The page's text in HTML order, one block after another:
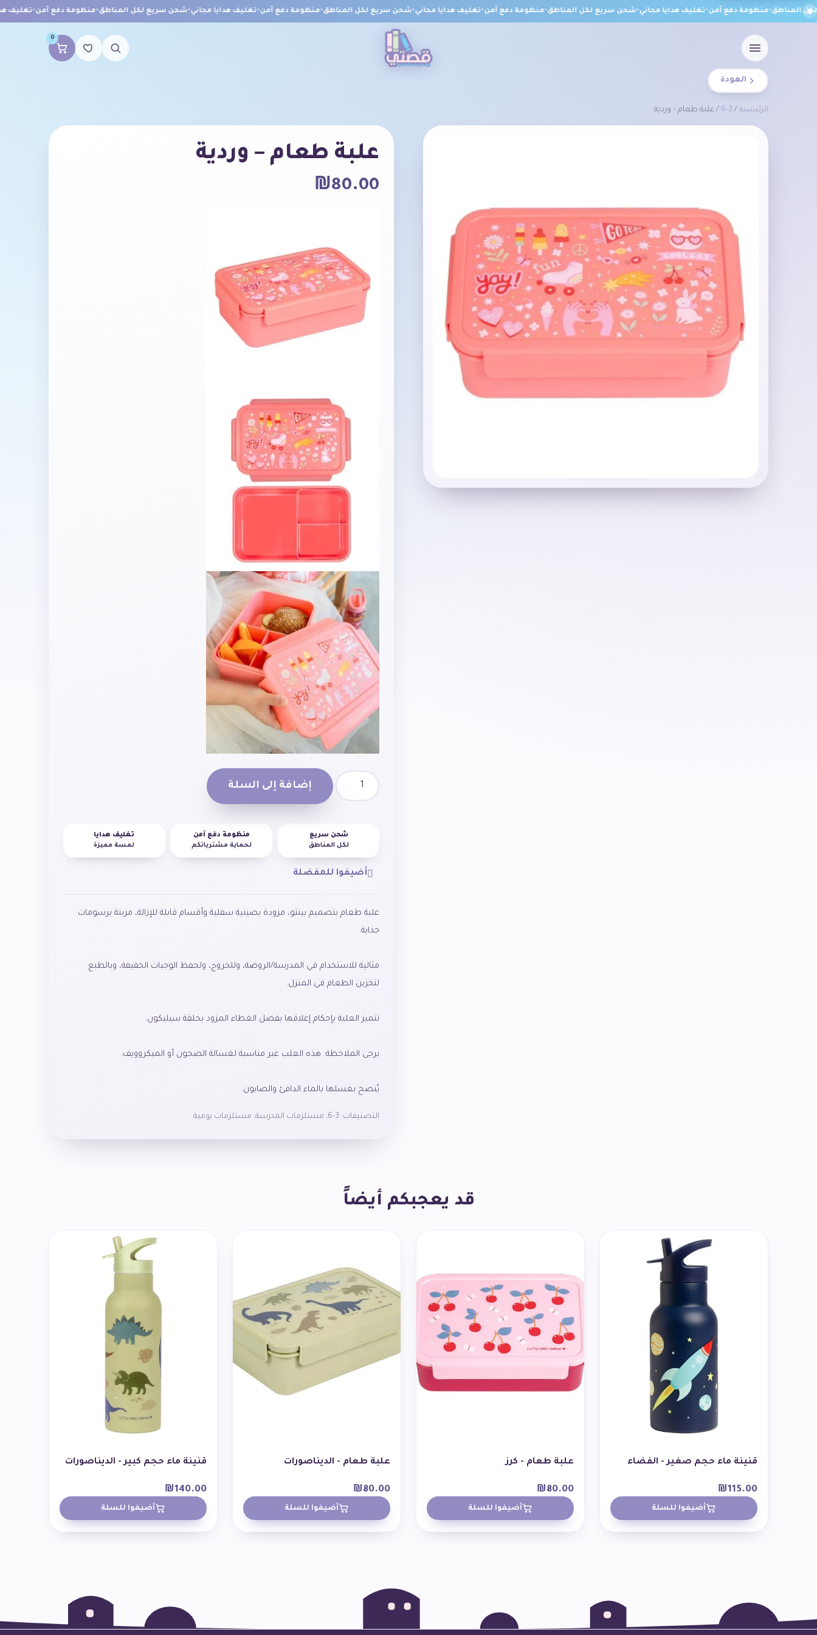
•منظومة دفع آمن•تغليف هدايا مجاني•شحن سريع لكل المناطق•منظومة دفع آمن•تغليف هدايا مجاني•شحن سريع لكل المناطق•منظومة دفع آمن•تغليف هدايا مجاني•شحن سريع لكل المناطق•منظومة دفع آمن•تغليف
0
العودة
الرئيسية /
3-6 / علبة طعام – وردية
علبة طعام – وردية
₪80.00
إضافة إلى السلة
شحن سريع
لكل المناطق
منظومة دفع آمن
لحماية مشترياتكم
تغليف هدايا
لمسة مميزة
أضيفوا للمفضلة
علبة طعام بتصميم بينتو، مزودة بصينية سفلية وأقسام قابلة للإزالة، مزينة برسومات
مثالية للاستخدام في المدرسة/الروضة، وللخروج، ولحفظ الوجبات الخفيفة، وبالطبع
التصنيفات: 3-6
, مستلزمات المدرسة, مستلزمات يومية
قد يعجبكم أيضاً
قنينة ماء حجم صغير - الفضاء
₪115.00
أضيفوا للسلة
علبة طعام - كرز
₪80.00
أضيفوا للسلة
علبة طعام - الديناصورات
₪80.00
أضيفوا للسلة
قنينة ماء حجم كبير - الديناصورات
₪140.00
أضيفوا للسلة